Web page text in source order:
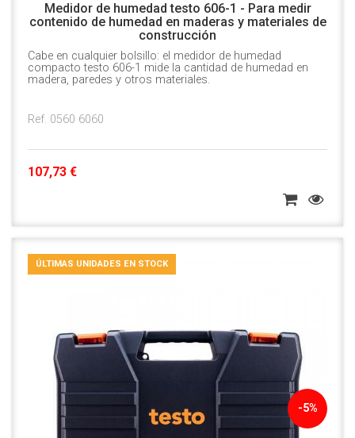
Medidor de humedad testo 606-1 - Para medir
contenido de humedad en maderas y materiales de
construcción
Cabe en cualquier bolsillo: el medidor de humedad
compacto testo 606-1 mide la cantidad de humedad en
madera, paredes y otros materiales.
Ref. 0560 6060
107,73 €
-5%
ÚLTIMAS UNIDADES EN STOCK